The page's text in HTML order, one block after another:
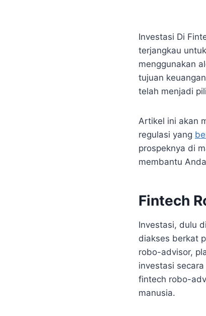
Investasi Di
terjangkau
menggunakan
tujuan
telah menjadi
Artikel ini akan
regulasi yang
prospeknya di
membantu
Fintech
Investasi, dulu
diakses berkat
robo-advisor,
investasi
fintech robo-
manusia.